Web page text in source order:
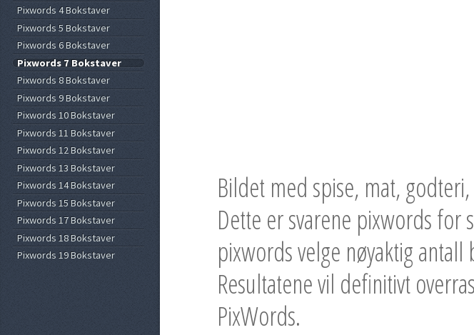
Bildet med spise, mat,
Dette er svarene pixwords for
pixwords velge nøyaktig
Resultatene vil definitivt
PixWords.
Pixwords 4 Bokstaver
Pixwords 5 Bokstaver
Pixwords 6 Bokstaver
Pixwords 7 Bokstaver
Pixwords 8 Bokstaver
Pixwords 9 Bokstaver
Pixwords 10 Bokstaver
Pixwords 11 Bokstaver
Pixwords 12 Bokstaver
Pixwords 13 Bokstaver
Pixwords 14 Bokstaver
Pixwords 15 Bokstaver
Pixwords 17 Bokstaver
Pixwords 18 Bokstaver
Pixwords 19 Bokstaver